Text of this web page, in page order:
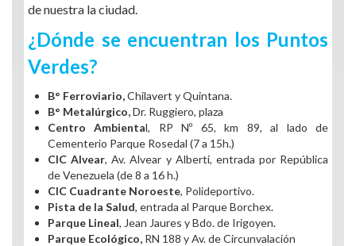
de nuestra la ciudad.
¿Dónde se encuentran los Puntos
Verdes?
B° Ferroviario,Chilavert y Quintana.
B° Metalúrgico,Dr. Ruggiero, plaza
Centro Ambiental, RP Nº 65, km 89, al lado de
Cementerio Parque Rosedal (7 a 15h.)
CIC Alvear, Av. Alvear y Alberti, entrada por República
de Venezuela (de 8 a 16 h.)
CIC Cuadrante Noroeste, Polideportivo.
Pista de la Salud, entrada al Parque Borchex.
Parque Lineal, Jean Jaures y Bdo. de Irigoyen.
Parque Ecológico, RN 188 y Av. de Circunvalación